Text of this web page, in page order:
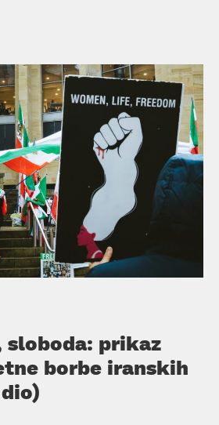
sloboda: prikaz
borbe iranskih